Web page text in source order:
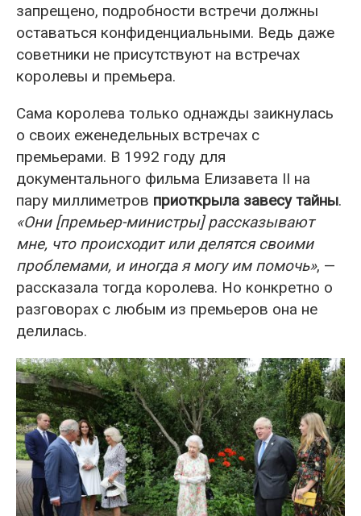
запрещено, подробности встречи должны
оставаться конфиденциальными. Ведь даже
советники не присутствуют на встречах
королевы и премьера.
Сама королева только однажды заикнулась
о своих еженедельных встречах с
премьерами. В 1992 году для
документального фильма Елизавета II на
пару миллиметров приоткрыла завесу тайны.
«Они [премьер-министры] рассказывают
мне, что происходит или делятся своими
проблемами, и иногда я могу им помочь», —
рассказала тогда королева. Но конкретно о
разговорах с любым из премьеров она не
делилась.